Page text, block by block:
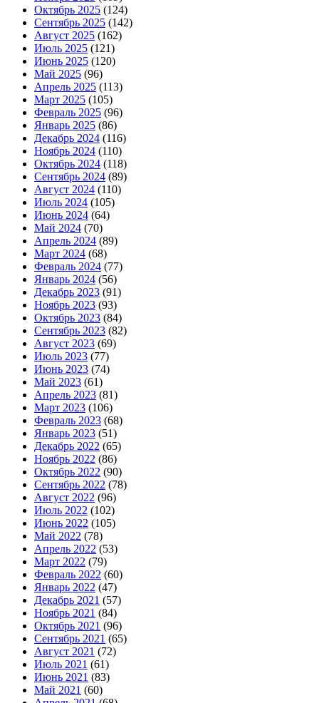
Октябрь 2025 (124)
Сентябрь 2025 (142)
Август 2025 (162)
Июль 2025 (121)
Июнь 2025 (120)
Май 2025 (96)
Апрель 2025 (113)
Март 2025 (105)
Февраль 2025 (96)
Январь 2025 (86)
Декабрь 2024 (116)
Ноябрь 2024 (110)
Октябрь 2024 (118)
Сентябрь 2024 (89)
Август 2024 (110)
Июль 2024 (105)
Июнь 2024 (64)
Май 2024 (70)
Апрель 2024 (89)
Март 2024 (68)
Февраль 2024 (77)
Январь 2024 (56)
Декабрь 2023 (91)
Ноябрь 2023 (93)
Октябрь 2023 (84)
Сентябрь 2023 (82)
Август 2023 (69)
Июль 2023 (77)
Июнь 2023 (74)
Май 2023 (61)
Апрель 2023 (81)
Март 2023 (106)
Февраль 2023 (68)
Январь 2023 (51)
Декабрь 2022 (65)
Ноябрь 2022 (86)
Октябрь 2022 (90)
Сентябрь 2022 (78)
Август 2022 (96)
Июль 2022 (102)
Июнь 2022 (105)
Май 2022 (78)
Апрель 2022 (53)
Март 2022 (79)
Февраль 2022 (60)
Январь 2022 (47)
Декабрь 2021 (57)
Ноябрь 2021 (84)
Октябрь 2021 (96)
Сентябрь 2021 (65)
Август 2021 (72)
Июль 2021 (61)
Июнь 2021 (83)
Май 2021 (60)